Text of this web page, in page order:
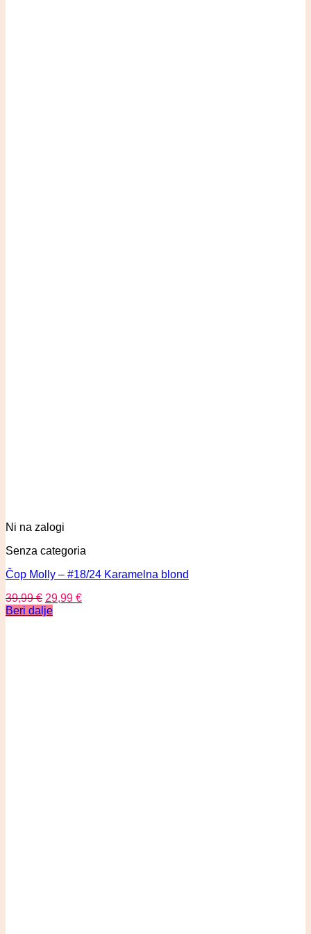
Ni na zalogi
Senza categoria
Čop Molly – #18/24 Karamelna blond
39,99€ 29,99 €
Beri dalje